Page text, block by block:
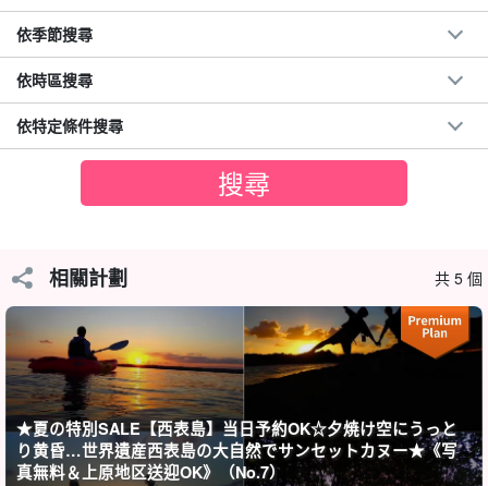
→ 方向標記或指示器 7,900鑢
在西表島體驗廣受歡迎的 SUP 體驗！
SUP 是享受西表島原野風情的流行時尚方式，西表島被稱為 「日本
依季節搜尋
依時區搜尋
依特定條件搜尋
相關計劃 共 5 個
★夏の特別SALE【西表島】当日予約OK☆夕焼け空にうっと
り黄昏…世界遺産西表島の大自然でサンセットカヌー★《写
真無料＆上原地区送迎OK》（No.7）